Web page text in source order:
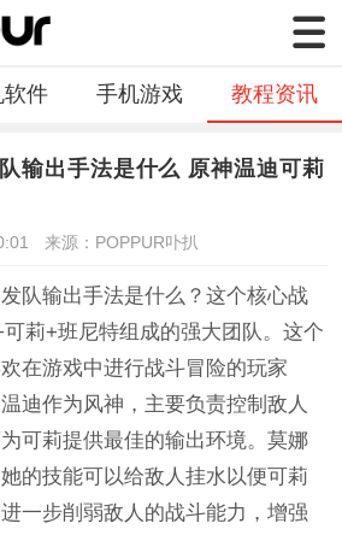
软件 手机游戏 教程资讯
输出手法是什么 原神温迪可莉
来源：POPPUR卟扒
输出手法是什么？这个核心战
莉+班尼特组成的强大团队。这个
在游戏中进行战斗冒险的玩家
迪作为风神，主要负责控制敌人
可莉提供最佳的输出环境。莫娜
的技能可以给敌人挂水以便可莉
一步削弱敌人的战斗能力，增强